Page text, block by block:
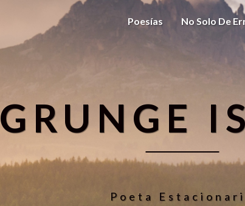
Poesías No Solo De
GRUNGE
Poeta